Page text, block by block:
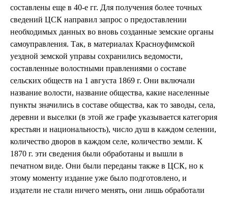
составлены еще в 40-е гг. Для получения более точных
сведений ЦСК направил запрос о предоставлении
необходимых данных во вновь созданные земские органы
самоуправления. Так, в материалах Красноуфимской
уездной земской управы сохранились ведомости,
составленные волостными правлениями о составе
сельских обществ на 1 августа 1869 г. Они включали
название волости, название общества, какие населенные
пункты значились в составе общества, как то заводы, села,
деревни и выселки (в этой же графе указывается категория
крестьян и национальность), число душ в каждом селении,
количество дворов в каждом селе, количество земли. К
1870 г. эти сведения были обработаны и вышли в
печатном виде. Они были переданы также в ЦСК, но к
этому моменту издание уже было подготовлено, и
издатели не стали ничего менять, они лишь обработали